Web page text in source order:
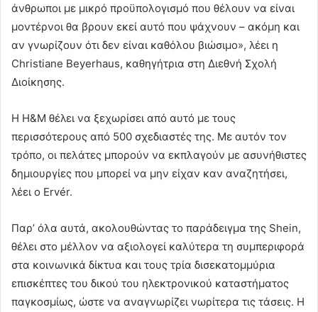
άνθρωποι με μικρό προϋπολογισμό που θέλουν να είναι
μοντέρνοι θα βρουν εκεί αυτό που ψάχνουν – ακόμη και
αν γνωρίζουν ότι δεν είναι καθόλου βιώσιμο», λέει η
Christiane Beyerhaus, καθηγήτρια στη Διεθνή Σχολή
Διοίκησης.
Η H&M θέλει να ξεχωρίσει από αυτό με τους
περισσότερους από 500 σχεδιαστές της. Με αυτόν τον
τρόπο, οι πελάτες μπορούν να εκπλαγούν με ασυνήθιστες
δημιουργίες που μπορεί να μην είχαν καν αναζητήσει,
λέει ο Ervér.
Παρ’ όλα αυτά, ακολουθώντας το παράδειγμα της Shein,
θέλει στο μέλλον να αξιολογεί καλύτερα τη συμπεριφορά
στα κοινωνικά δίκτυα και τους τρία δισεκατομμύρια
επισκέπτες του δικού του ηλεκτρονικού καταστήματος
παγκοσμίως, ώστε να αναγνωρίζει νωρίτερα τις τάσεις. Η